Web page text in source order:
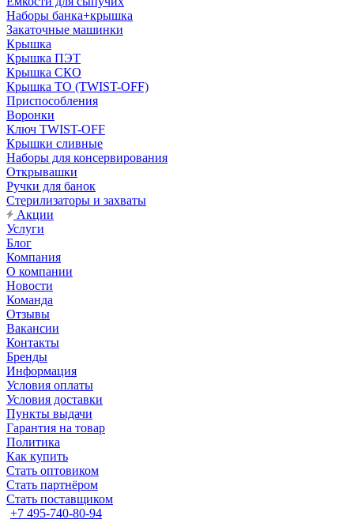
Наборы банка+крышка
Закаточные машинки
Крышка
Крышка ПЭТ
Крышка СКО
Крышка ТО (TWIST-OFF)
Приспособления
Воронки
Ключ TWIST-OFF
Крышки сливные
Наборы для консервирования
Открывашки
Ручки для банок
Стерилизаторы и захваты
Акции
Услуги
Блог
Компания
О компании
Новости
Команда
Отзывы
Вакансии
Контакты
Бренды
Информация
Условия оплаты
Условия доставки
Пункты выдачи
Гарантия на товар
Политика
Как купить
Стать оптовиком
Стать партнёром
Стать поставщиком
+7 495-740-80-94